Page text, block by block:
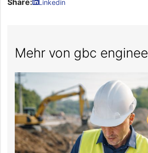
Share: Linkedin
Mehr von gbc